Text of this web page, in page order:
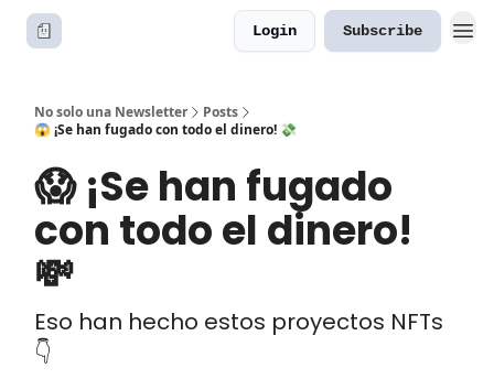
Login Subscribe
No solo una Newsletter
Posts
😱 ¡Se han fugado con todo el dinero! 💸
😱 ¡Se han fugado
con todo el dinero!
💸
Eso han hecho estos proyectos NFTs
👇